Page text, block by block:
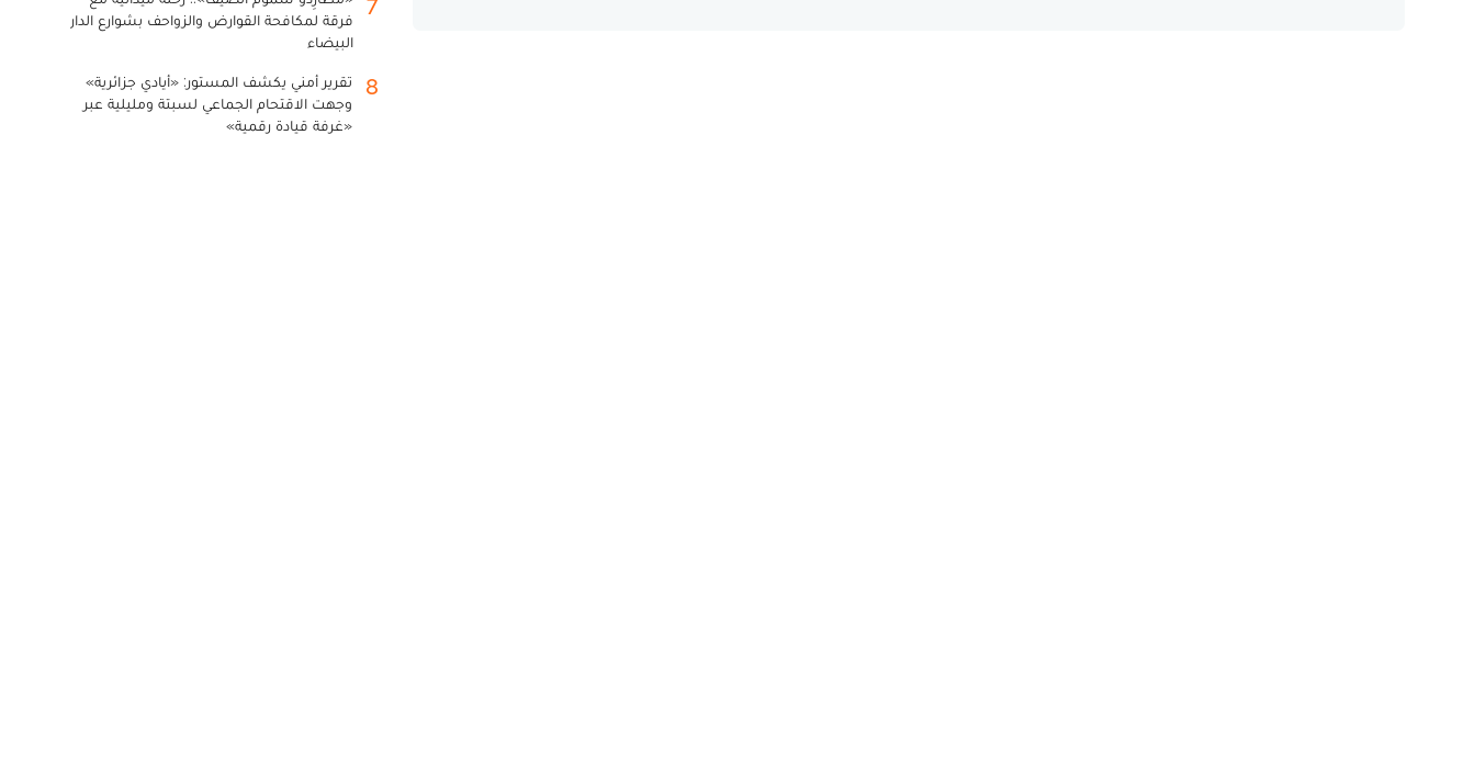
فرقة لمكافحة القوارض والزواحف بشوارع الدار
البيضاء
8
تقرير أمني يكشف المستور: «أيادي جزائرية»
وجهت الاقتحام الجماعي لسبتة ومليلية عبر
«غرفة قيادة رقمية»